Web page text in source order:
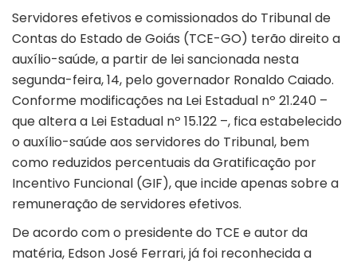
Servidores efetivos e comissionados do Tribunal de
Contas do Estado de Goiás (TCE-GO) terão direito a
auxílio-saúde, a partir de lei sancionada nesta
segunda-feira, 14, pelo governador Ronaldo Caiado.
Conforme modificações na Lei Estadual nº 21.240 –
que altera a Lei Estadual nº 15.122 –, fica estabelecido
o auxílio-saúde aos servidores do Tribunal, bem
como reduzidos percentuais da Gratificação por
Incentivo Funcional (GIF), que incide apenas sobre a
remuneração de servidores efetivos.
De acordo com o presidente do TCE e autor da
matéria, Edson José Ferrari, já foi reconhecida a